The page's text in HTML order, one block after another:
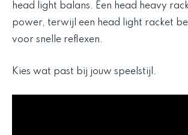
head light balans. Een head heavy
power, terwijl een head light racket
voor snelle reflexen.
Kies wat past bij jouw speelstijl.